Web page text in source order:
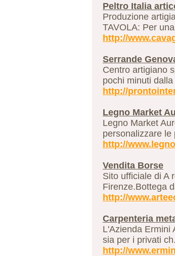
Peltro Italia
Produzione
TAVOLA: Per
http://
Serrande
Centro artigiano
pochi minuti dalla
http://
Legno Market
Legno Market
personalizzare le
http://
Vendita Borse
Sito ufficiale di A
Firenze.Bottega
http://
Carpenteria
L'Azienda Ermini
sia per i privati
http://